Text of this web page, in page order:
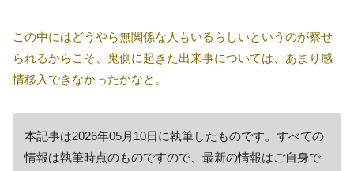
この中にはどうやら無関係な人もいるらしいというのが察せ
られるからこそ、鬼側に起きた出来事については、あまり感
情移入できなかったかなと。
本記事は2026年05月10日に執筆したものです。すべての
情報は執筆時点のものですので、最新の情報はご自身で